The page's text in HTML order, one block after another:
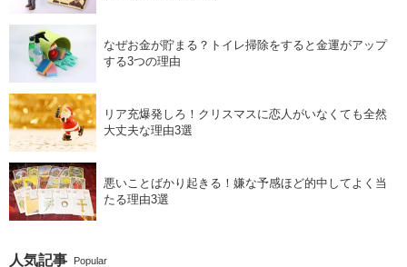
なぜお金が貯まる？トイレ掃除をすると金運がアップ
する3つの理由
リア充爆発しろ！クリスマスに恋人がいなくても全然
大丈夫な理由3選
悪いことばかり起きる！嫌な予感ほど的中してよく当
たる理由3選
人気記事 Popular